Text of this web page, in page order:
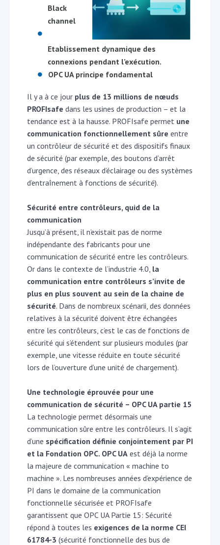
Black
channel
Etablissement dynamique des
connexions pendant l’exécution.
OPC UA principe fondamental
Il y a à ce jour plus de 13 millions de nœuds
PROFIsafe dans les usines de production – et la
tendance est à la hausse. PROFIsafe permet une
communication fonctionnellement sûre entre
un contrôleur de sécurité et des dispositifs finaux
de sécurité (par exemple, des boutons d’arrêt
d’urgence, des réseaux d’éclairage ou des systèmes
d’entraînement à fonctions de sécurité).
Sécurité entre contrôleurs, quid de la
communication
Jusqu’à présent, il n’existait pas de norme
indépendante des fabricants pour une
communication de sécurité entre les contrôleurs.
Or dans le contexte de l’industrie 4.0, la
communication entre contrôleurs s’invite de
plus en plus souvent au sein de la chaine de
sécurité. Dans de nombreux scénarii, des données
relatives à la sécurité doivent être échangées
entre les contrôleurs, c’est le cas de fonctions de
sécurité qui s’étendent sur plusieurs modules (par
exemple, une vitesse réduite en toute sécurité
lors de l’ouverture d’une unité de chargement).
Une technologie éprouvée pour une
communication de sécurité – OPC UA partie 15
La technologie permet désormais une
communication sûre entre les contrôleurs. Il s’agit
d’une spécification définie conjointement par PI
et la Fondation OPC. OPC UA est déjà la norme
la majeure de communication « machine to
machine ». Les nombreuses années d’expérience de
PI dans le domaine de la communication
fonctionnelle sécurisée et PROFIsafe
garantissent que OPC UA Partie 15: Sécurité
répond à toutes les exigences de la norme CEI
61784-3 (sécurité fonctionnelle des bus de